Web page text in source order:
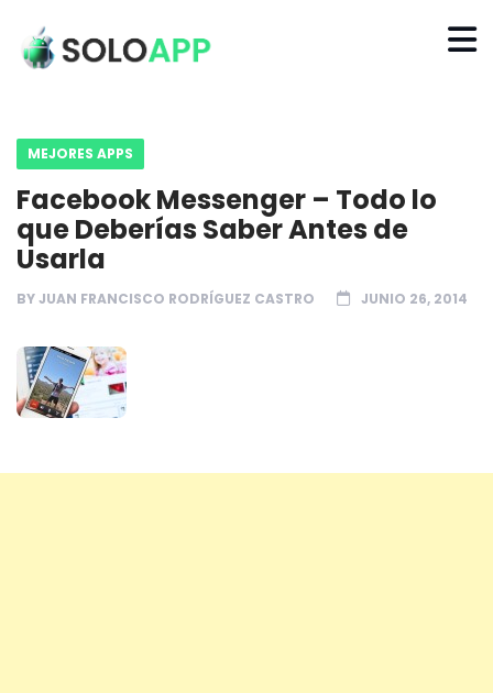
MEJORES APPS
Facebook Messenger – Todo lo
que Deberías Saber Antes de
Usarla
BYJUAN FRANCISCO RODRÍGUEZ CASTRO JUNIO 26, 2014